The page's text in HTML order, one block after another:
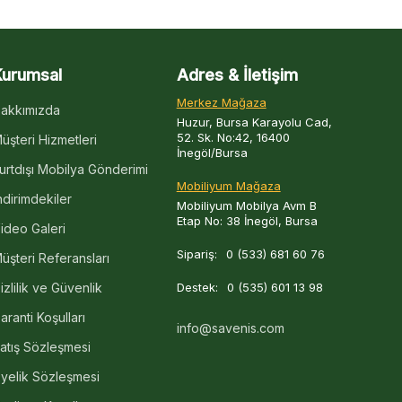
Hizmetleri
Mobilya Gönderimi
Galeri
Referansları
ve Güvenlik
Koşulları
Sözleşmesi
Sözleşmesi
Adres & İletişim
Merkez Mağaza
Huzur, Bursa Karayolu Cad,
52. Sk. No:42, 16400
İnegöl/Bursa
Mobiliyum Mağaza
Mobiliyum Mobilya Avm B
Etap No: 38 İnegöl, Bursa
Sipariş: 0 (533) 681 60 76
Destek: 0 (535) 601 13 98
info@savenis.com